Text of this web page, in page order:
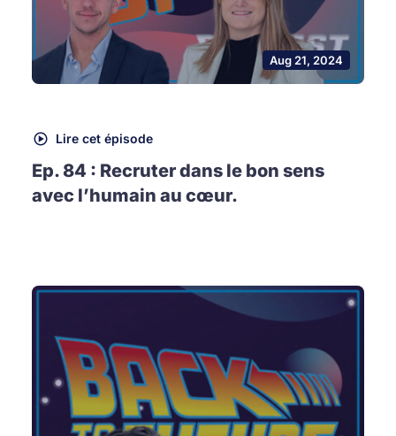
Aug 21, 2024
Lire cet épisode
Ep. 84 : Recruter dans le bon sens
avec l’humain au cœur.